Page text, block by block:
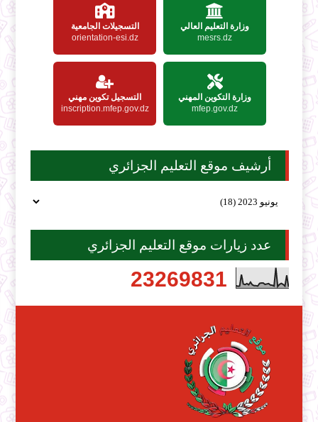
وزارة التعليم العالي
mesrs.dz
التسجيلات الجامعية
orientation-esi.dz
وزارة التكوين المهني
mfep.gov.dz
التسجيل تكوين مهني
inscription.mfep.gov.dz
أرشيف موقع التعليم الجزائري
عدد زيارات موقع التعليم الجزائري
23269831